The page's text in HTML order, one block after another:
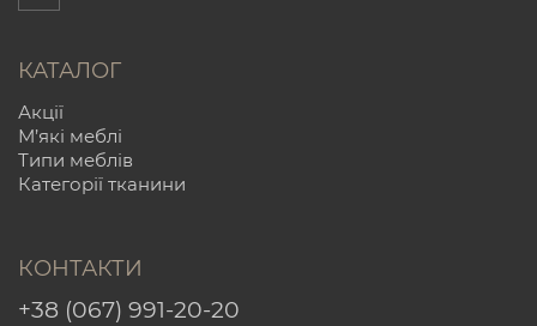
КАТАЛОГ
Акції
М’які меблі
Типи меблів
Категорії тканини
КОНТАКТИ
+38 (067) 991-20-20